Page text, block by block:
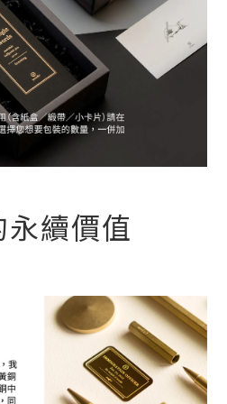
續價值